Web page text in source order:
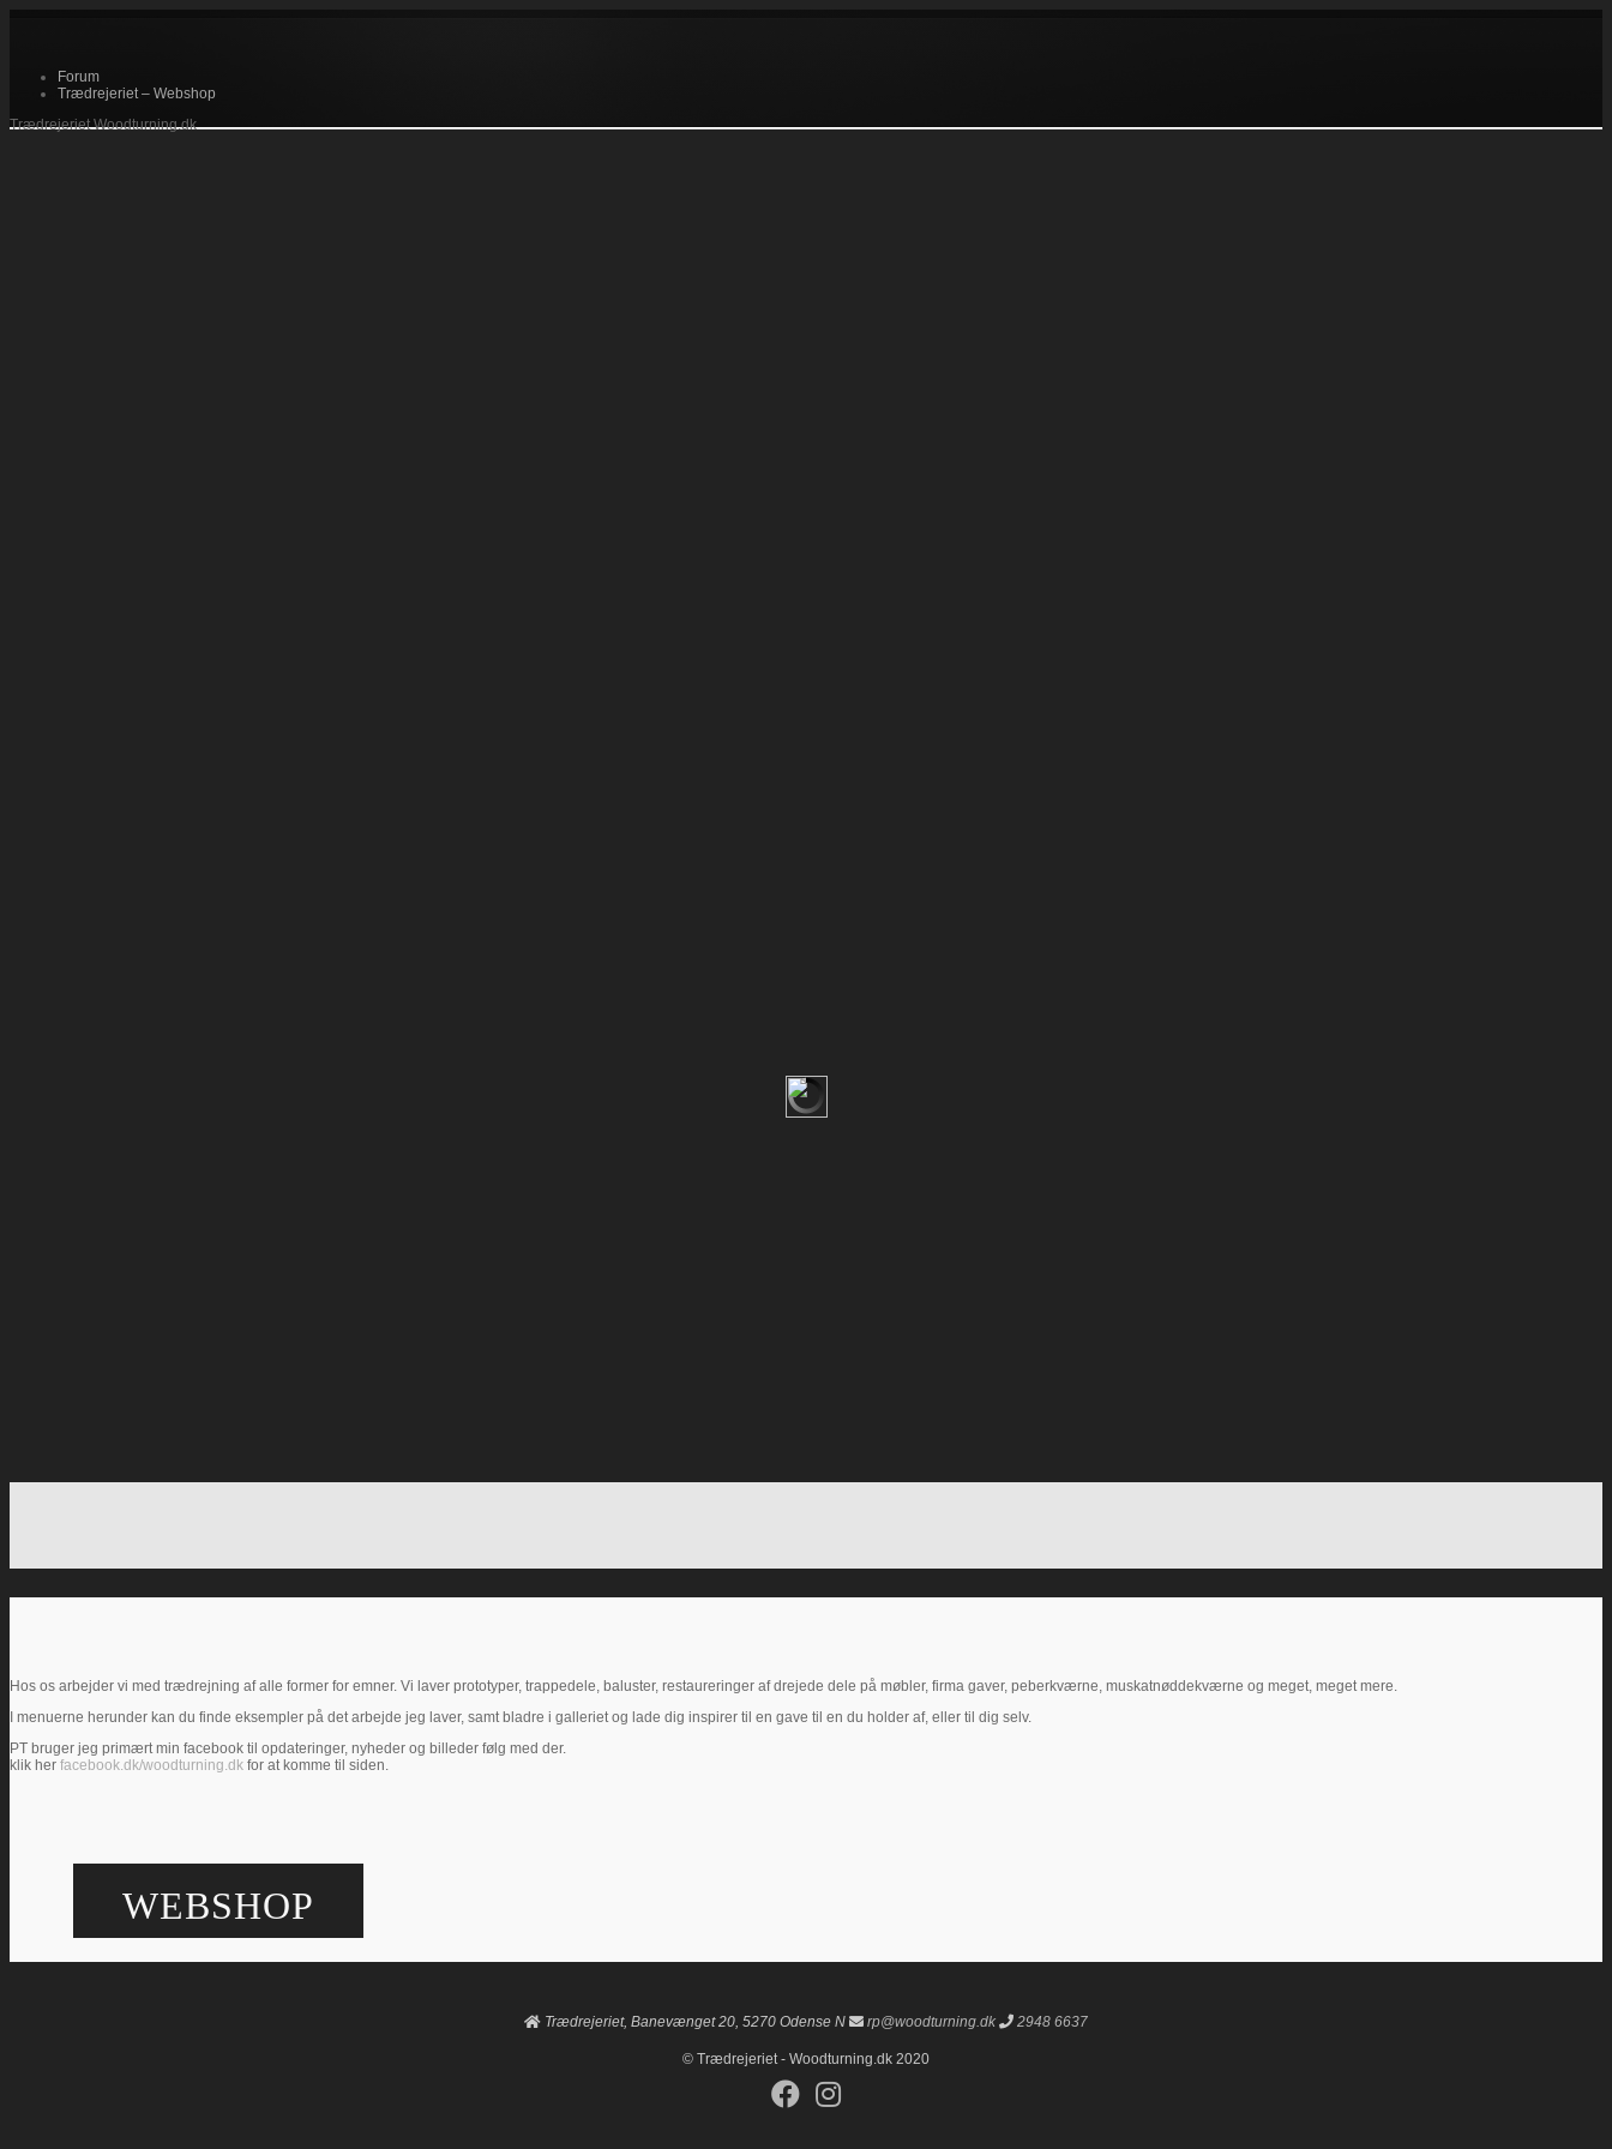
Forum
Trædrejeriet – Webshop
Trædrejeriet Woodturning.dk
Hos os arbejder vi med trædrejning af alle former for emner. Vi laver prototyper, trappedele, baluster, restaureringer af drejede dele på møbler, firma gaver, peberkværne, muskatnøddekværne og meget, meget mere.
I menuerne herunder kan du finde eksempler på det arbejde jeg laver, samt bladre i galleriet og lade dig inspirer til en gave til en du holder af, eller til dig selv.
PT bruger jeg primært min facebook til opdateringer, nyheder og billeder følg med der.
klik her facebook.dk/woodturning.dk for at komme til siden.
WEBSHOP
Trædrejeriet, Banevænget 20, 5270 Odense N rp@woodturning.dk 2948 6637
© Trædrejeriet - Woodturning.dk 2020